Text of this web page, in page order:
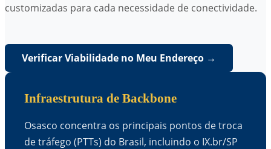
customizadas para cada necessidade de conectividade.
Verificar Viabilidade no Meu Endereço →
Infraestrutura de Backbone
Osasco concentra os principais pontos de troca
de tráfego (PTTs) do Brasil, incluindo o IX.br/SP